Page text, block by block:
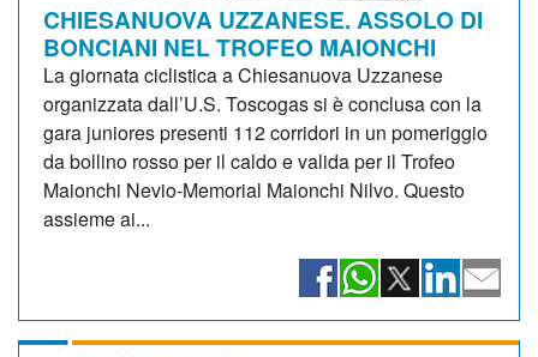
CHIESANUOVA UZZANESE. ASSOLO DI
BONCIANI NEL TROFEO MAIONCHI
La giornata ciclistica a Chiesanuova Uzzanese
organizzata dall’U.S. Toscogas si è conclusa con la
gara juniores presenti 112 corridori in un pomeriggio
da bollino rosso per il caldo e valida per il Trofeo
Maionchi Nevio-Memorial Maionchi Nilvo. Questo
assieme ai...